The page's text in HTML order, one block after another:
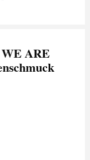
ARE